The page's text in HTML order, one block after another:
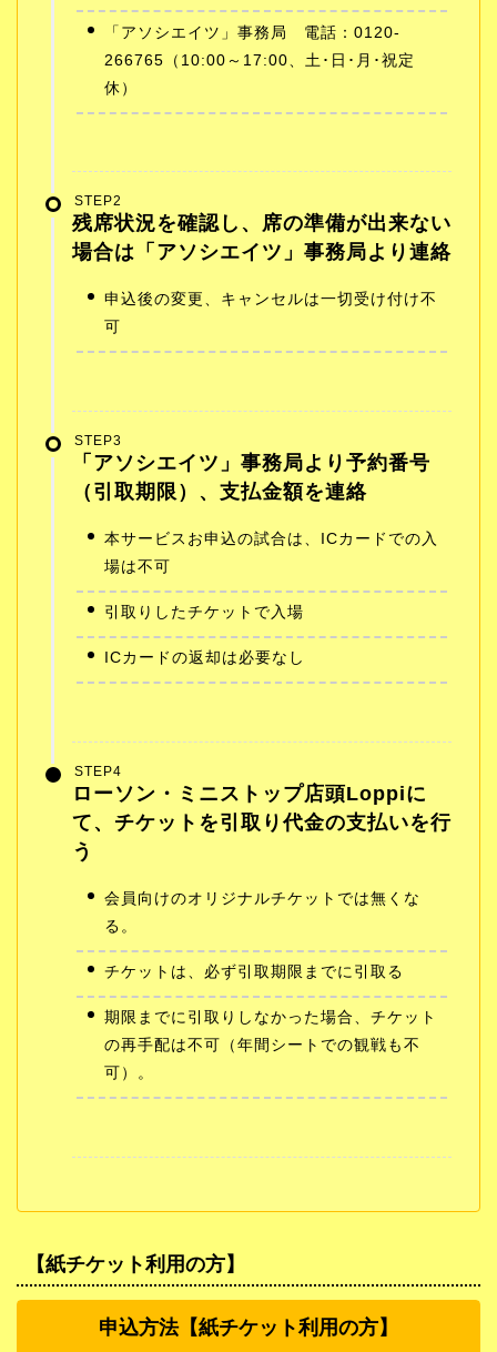
「アソシエイツ」事務局 電話：0120-
266765（10:00～17:00、土･日･月･祝定
休）
STEP2
残席状況を確認し、席の準備が出来ない
場合は「アソシエイツ」事務局より連絡
申込後の変更、キャンセルは一切受け付け不
可
STEP3
「アソシエイツ」事務局より予約番号
（引取期限）、支払金額を連絡
本サービスお申込の試合は、ICカードでの入
場は不可
引取りしたチケットで入場
ICカードの返却は必要なし
STEP4
ローソン・ミニストップ店頭Loppiに
て、チケットを引取り代金の支払いを行
う
会員向けのオリジナルチケットでは無くな
る。
チケットは、必ず引取期限までに引取る
期限までに引取りしなかった場合、チケット
の再手配は不可（年間シートでの観戦も不
可）。
【紙チケット利用の方】
申込方法【紙チケット利用の方】